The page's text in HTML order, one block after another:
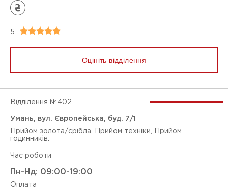
5
Оцініть відділення
Відділення №402
Умань, вул. Європейська, буд. 7/1
Прийом золота/срібла, Прийом техніки, Прийом
годинників.
Час роботи
Пн-Нд: 09:00-19:00
Оплата